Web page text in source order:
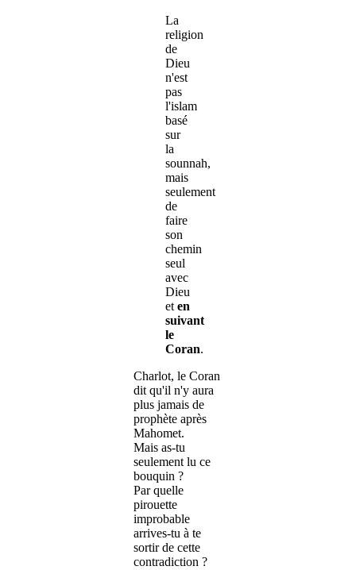
La
religion
de
Dieu
n'est
pas
l'islam
basé
sur
la
sounnah,
mais
seulement
de
faire
son
chemin
seul
avec
Dieu
et en
suivant
le
Coran.
Charlot, le Coran
dit qu'il n'y aura
plus jamais de
prophète après
Mahomet.
Mais as-tu
seulement lu ce
bouquin ?
Par quelle
pirouette
improbable
arrives-tu à te
sortir de cette
contradiction ?